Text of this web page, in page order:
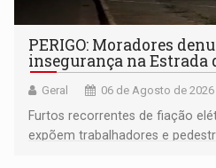
PERIGO: Moradores
insegurança na Estrada
Geral 06 de Agosto de 2026
Furtos recorrentes de fiação
expõem trabalhadores e